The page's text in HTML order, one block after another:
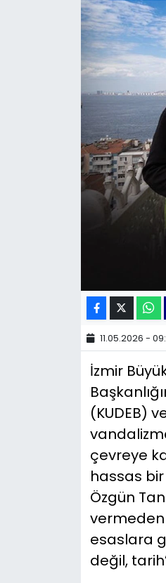
11.05.2026 -
İzmir
(KUDEB)
çevreye
hassas
Özgün
vermeden
esaslara
değil,
KÜLTÜR SANAT
MAGAZİN
POLİTİKA
Siyaset
YEREL POLİTİKA
YEREL YÖNETİMLER